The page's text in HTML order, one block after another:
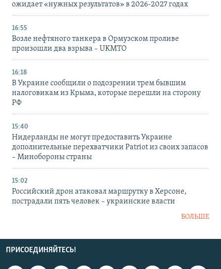
ожидает «нужных результатов» в 2026-2027 годах
16:55
Возле нефтяного танкера в Ормузском проливе
произошли два взрыва – UKMTO
16:18
В Украине сообщили о подозрении трем бывшим
налоговикам из Крыма, которые перешли на сторону
РФ
15:40
Нидерланды не могут предоставить Украине
дополнительные перехватчики Patriot из своих запасов
– Минобороны страны
15:02
Российский дрон атаковал маршрутку в Херсоне,
пострадали пять человек – украинские власти
БОЛЬШЕ
ПРИСОЕДИНЯЙТЕСЬ!